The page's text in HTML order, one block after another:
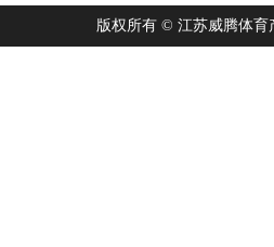
版权所有 © 江苏威腾体育